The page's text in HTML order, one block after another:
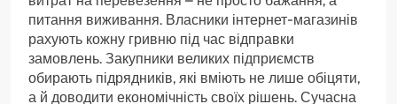
питання виживання. Власники інтернет-магазинів
рахують кожну гривню під час відправки
замовлень. Закупники великих підприємств
обирають підрядників, які вміють не лише обіцяти,
а й доводити економічність своїх рішень. Сучасна